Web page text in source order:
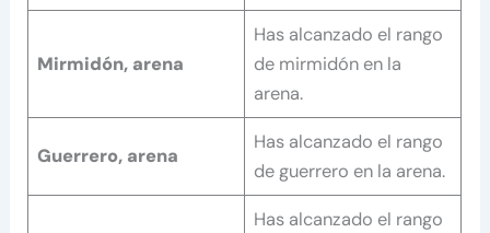
Mirmidón, arena
Has alcanzado el rango
de mirmidón en la
arena.
Guerrero, arena
Has alcanzado el rango
de guerrero en la arena.
Has alcanzado el rango